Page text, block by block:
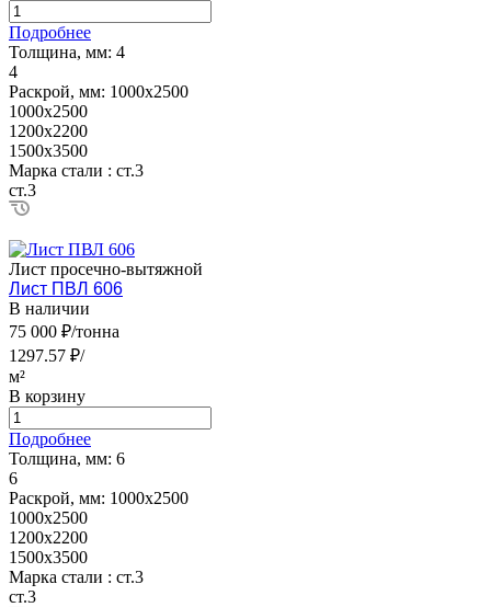
Подробнее
Толщина, мм: 4
4
Раскрой, мм: 1000х2500
1000х2500
1200х2200
1500х3500
Марка стали : ст.3
ст.3
Лист просечно-вытяжной
Лист ПВЛ 606
В наличии
75 000 ₽/тонна
1297.57 ₽/
м²
В корзину
Подробнее
Толщина, мм: 6
6
Раскрой, мм: 1000х2500
1000х2500
1200х2200
1500х3500
Марка стали : ст.3
ст.3